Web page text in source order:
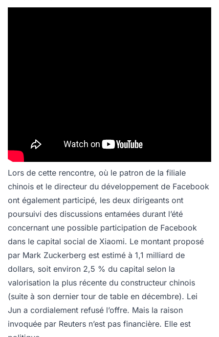
Lors de cette rencontre, où le patron de la filiale
chinois et le directeur du développement de Facebook
ont également participé, les deux dirigeants ont
poursuivi des discussions entamées durant l’été
concernant une possible participation de Facebook
dans le capital social de Xiaomi. Le montant proposé
par Mark Zuckerberg est estimé à 1,1 milliard de
dollars, soit environ 2,5 % du capital selon la
valorisation la plus récente du constructeur chinois
(suite à son dernier tour de table en décembre). Lei
Jun a cordialement refusé l’offre. Mais la raison
invoquée par Reuters n’est pas financière. Elle est